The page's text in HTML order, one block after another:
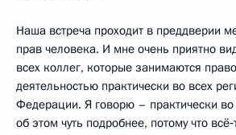
Наша встреча проходит в преддверии
прав человека. И мне очень приятно
всех коллег, которые занимаются
деятельностью практически во всех
Федерации. Я говорю – практически во
об этом чуть подробнее, потому что